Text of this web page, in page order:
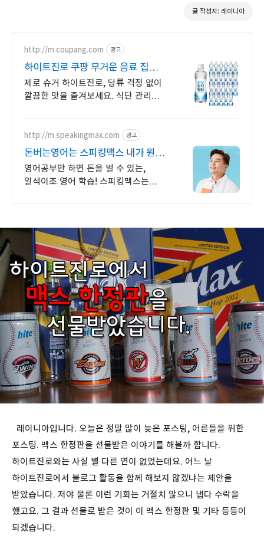
글 작성자: 레이니아
http://m.coupang.com 광고
하이트진로 쿠팡 무거운 음료 집
앞까지
제로 슈거 하이트진로, 당류 걱정 없이
깔끔한 맛을 즐겨보세요. 식단 관리
http://m.speakingmax.com 광고
돈버는영어는 스피킹맥스 내가 원할
때 번만큼 출금!
영어공부만 하면 돈을 벌 수 있는,
일석이조 영어 학습! 스피킹맥스는
레이니아입니다. 오늘은 정말 많이 늦은 포스팅, 어른들을 위한
포스팅. 맥스 한정판을 선물받은 이야기를 해볼까 합니다.
하이트진로와는 사실 별 다른 연이 없었는데요. 어느 날
하이트진로에서 블로그 활동을 함께 해보지 않겠냐는 제안을
받았습니다. 저야 물론 이런 기회는 거절치 않으니 냅다 수락을
했고요. 그 결과 선물로 받은 것이 이 맥스 한정판 및 기타 등등이
되겠습니다.